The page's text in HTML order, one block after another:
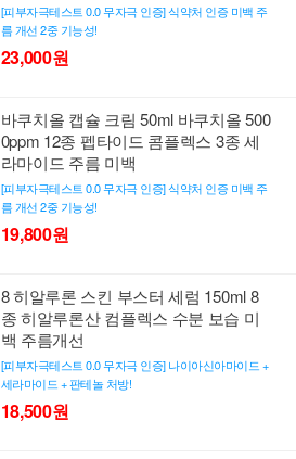
[피부자극테스트 0.0 무자극 인증] 식약처 인증 미백 주
름 개선 2중 기능성!
23,000원
바쿠치올 캡슐 크림 50ml 바쿠치올 500
0ppm 12종 펩타이드 콤플렉스 3종 세
라마이드 주름 미백
[피부자극테스트 0.0 무자극 인증] 식약처 인증 미백 주
름 개선 2중 기능성!
19,800원
8 히알루론 스킨 부스터 세럼 150ml 8
종 히알루론산 컴플렉스 수분 보습 미
백 주름개선
[피부자극테스트 0.0 무자극 인증] 나이아신아마이드 +
세라마이드 + 판테놀 처방!
18,500원